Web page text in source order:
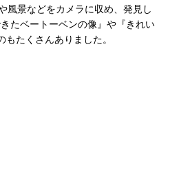
風景などをカメラに収め、発見し
たベートーベンの像』や『きれい
たくさんありました。